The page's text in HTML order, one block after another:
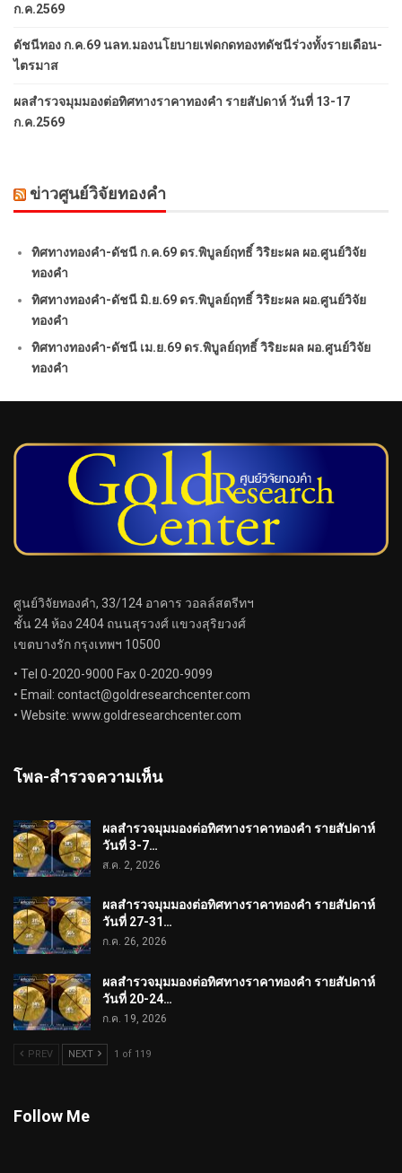
ก.ค.2569
ดัชนีทอง ก.ค.69 นลท.มองนโยบายเฟดกดทองทดัชนีร่วงทั้งรายเดือน-
ไตรมาส
ผลสำรวจมุมมองต่อทิศทางราคาทองคำ รายสัปดาห์ วันที่ 13-17
ก.ค.2569
ข่าวศูนย์วิจัยทองคำ
ทิศทางทองคำ-ดัชนี ก.ค.69 ดร.พิบูลย์ฤทธิ์ วิริยะผล ผอ.ศูนย์วิจัย
ทองคำ
ทิศทางทองคำ-ดัชนี มิ.ย.69 ดร.พิบูลย์ฤทธิ์ วิริยะผล ผอ.ศูนย์วิจัย
ทองคำ
ทิศทางทองคำ-ดัชนี เม.ย.69 ดร.พิบูลย์ฤทธิ์ วิริยะผล ผอ.ศูนย์วิจัย
ทองคำ
ศูนย์วิจัยทองคำ, 33/124 อาคาร วอลล์สตรีทฯ
ชั้น 24 ห้อง 2404 ถนนสุรวงศ์ แขวงสุริยวงศ์
เขตบางรัก กรุงเทพฯ 10500
• Tel 0-2020-9000 Fax 0-2020-9099
• Email: contact@goldresearchcenter.com
• Website: www.goldresearchcenter.com
โพล-สำรวจความเห็น
ผลสำรวจมุมมองต่อทิศทางราคาทองคำ รายสัปดาห์
วันที่ 3-7…
ส.ค. 2, 2026
ผลสำรวจมุมมองต่อทิศทางราคาทองคำ รายสัปดาห์
วันที่ 27-31…
ก.ค. 26, 2026
ผลสำรวจมุมมองต่อทิศทางราคาทองคำ รายสัปดาห์
วันที่ 20-24…
ก.ค. 19, 2026
PREV NEXT 1 of 119
Follow Me